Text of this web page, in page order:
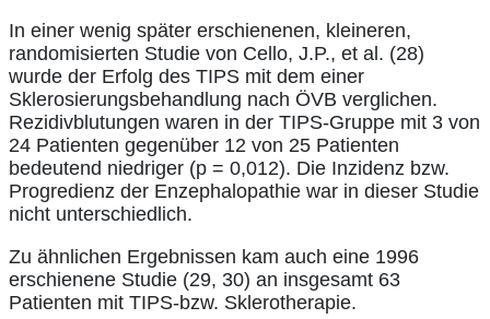
In einer wenig später erschienenen, kleineren,
randomisierten Studie von Cello, J.P., et al. (28)
wurde der Erfolg des TIPS mit dem einer
Sklerosierungsbehandlung nach ÖVB verglichen.
Rezidivblutungen waren in der TIPS-Gruppe mit 3 von
24 Patienten gegenüber 12 von 25 Patienten
bedeutend niedriger (p = 0,012). Die Inzidenz bzw.
Progredienz der Enzephalopathie war in dieser Studie
nicht unterschiedlich.
Zu ähnlichen Ergebnissen kam auch eine 1996
erschienene Studie (29, 30) an insgesamt 63
Patienten mit TIPS-bzw. Sklerotherapie.